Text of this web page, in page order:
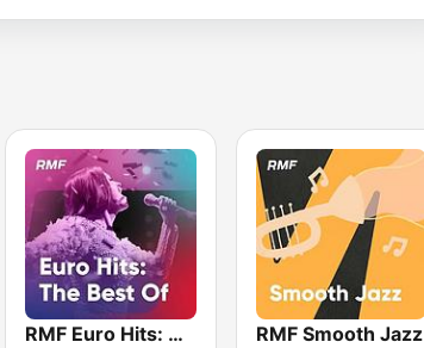
RMF Euro Hits: The Best Of RMF Smooth Jazz